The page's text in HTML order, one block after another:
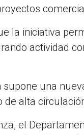
la iniciativa
actividad
una
alta
el